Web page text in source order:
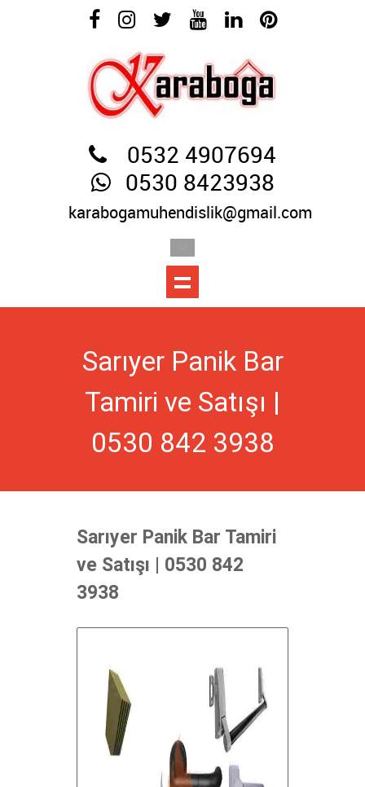
0532 4907694
0530 8423938
karabogamuhendislik@gmail.com
Sarıyer Panik Bar
Tamiri ve Satışı |
0530 842 3938
Sarıyer Panik Bar Tamiri
ve Satışı | 0530 842
3938